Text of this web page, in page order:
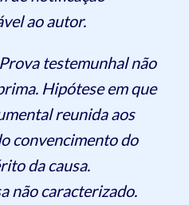
ao autor.
testemunhal não
Hipótese em que
reunida aos
convencimento do
da causa.
não caracterizado.